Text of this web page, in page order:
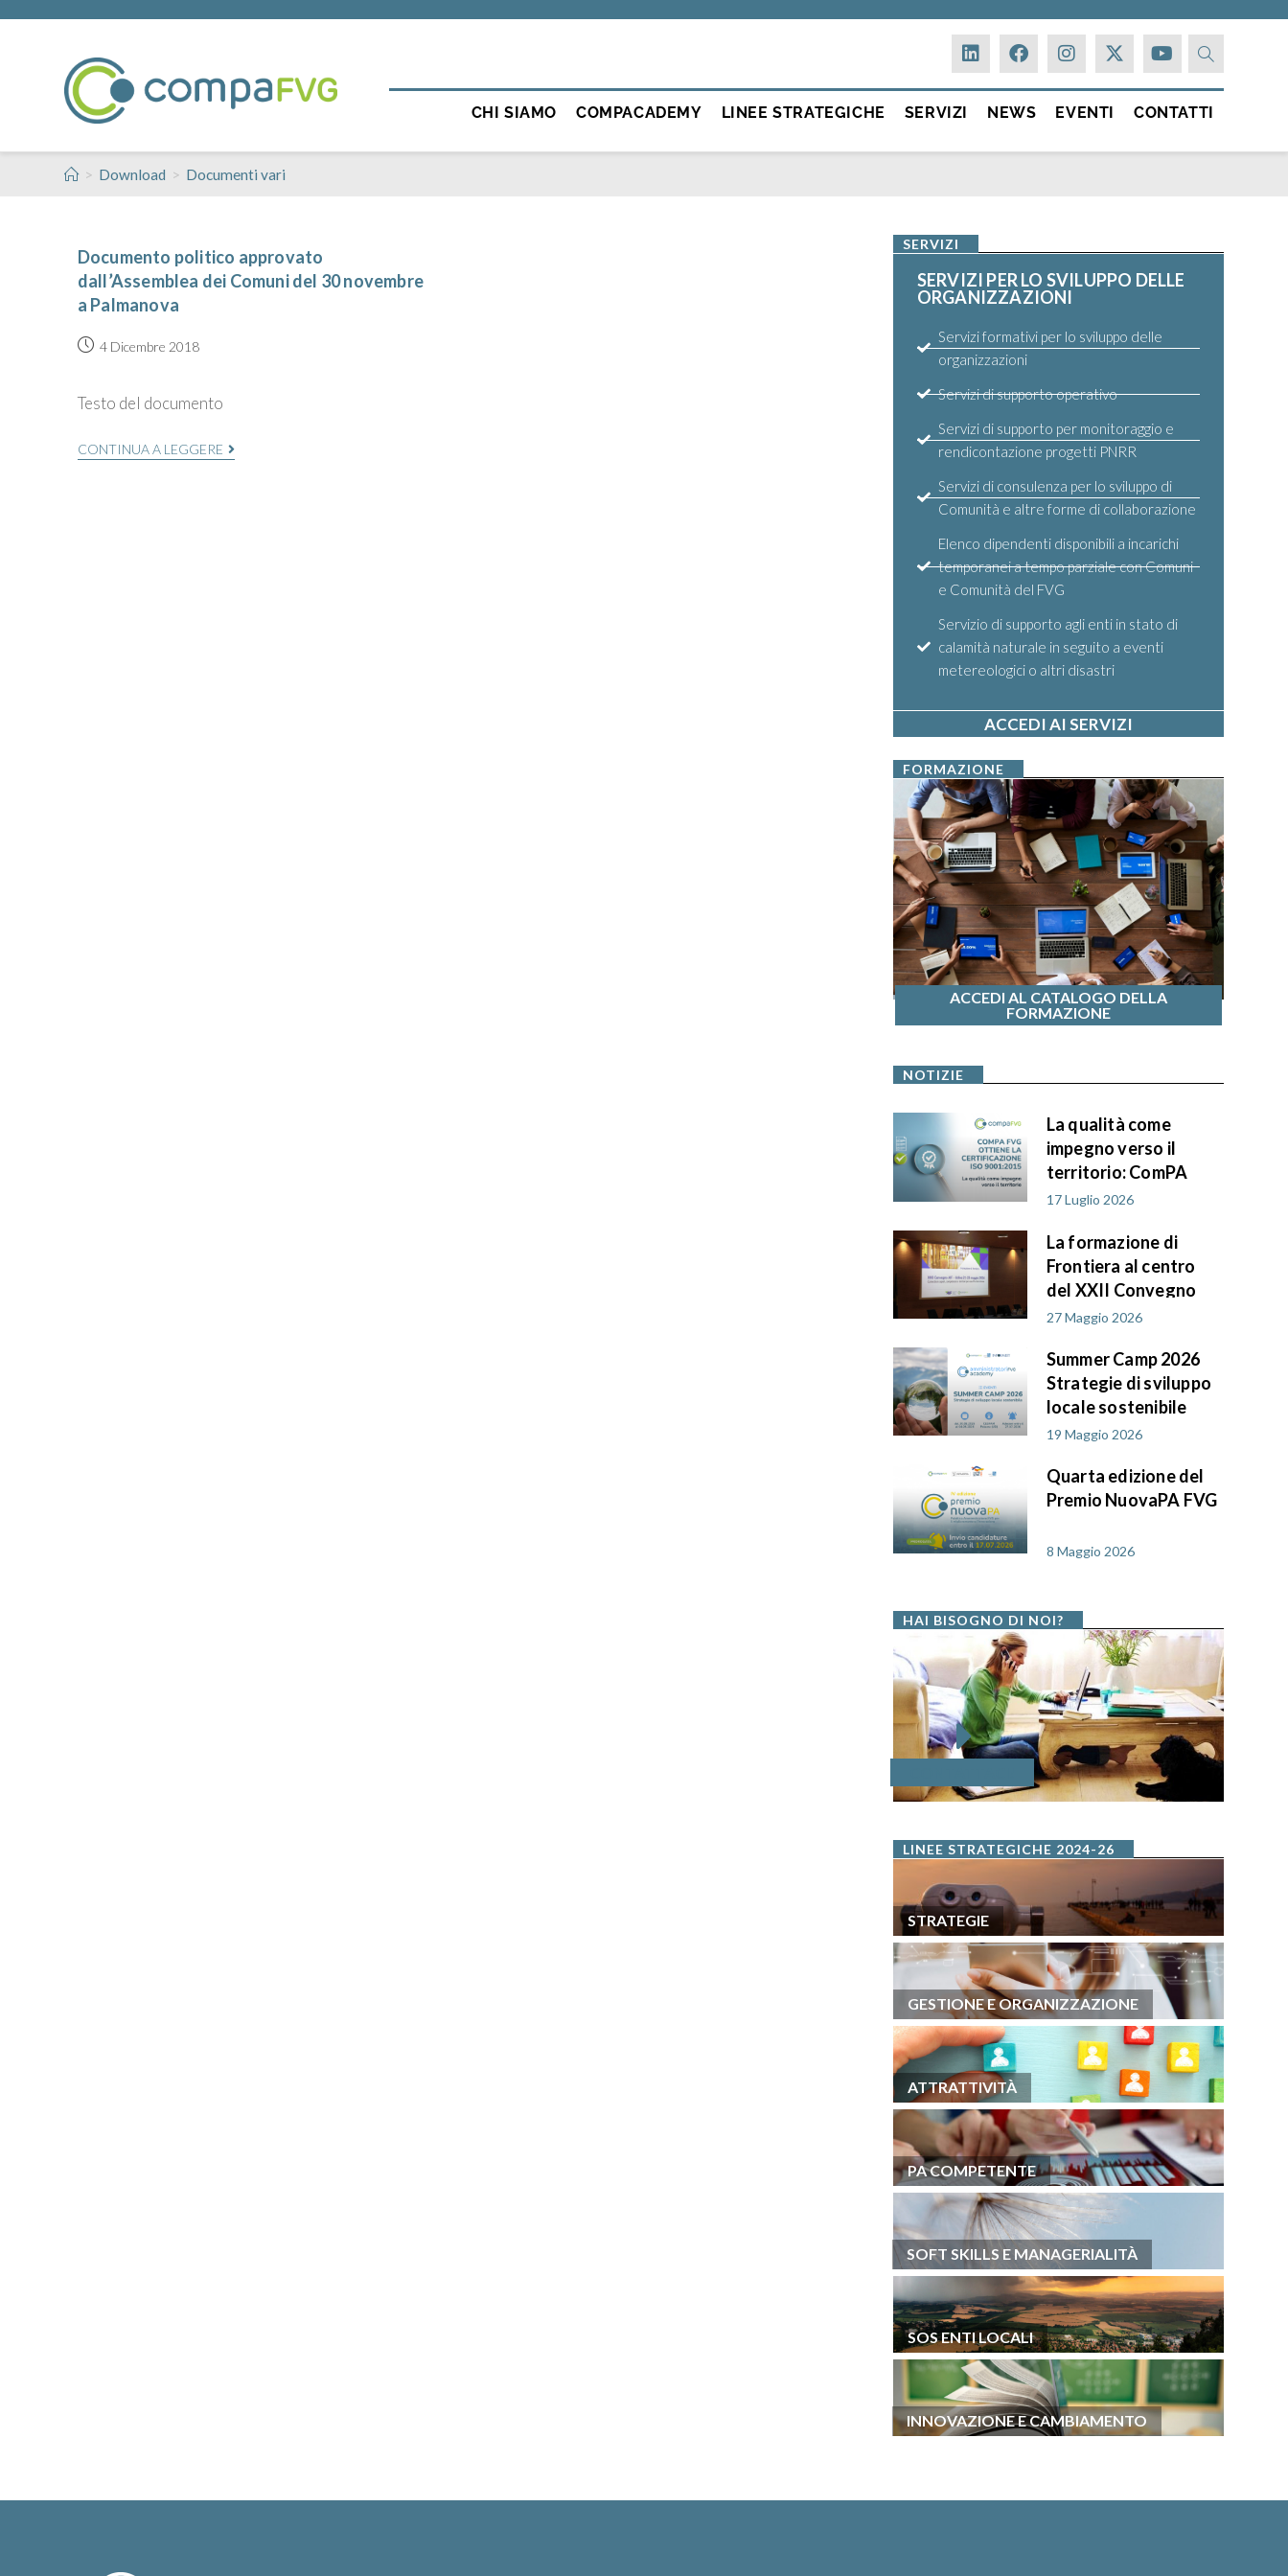
CHI SIAMO COMPACADEMY LINEE STRATEGICHE SERVIZI NEWS EVENTI CONTATTI
> Download > Documenti vari
Documento politico approvato
dall’Assemblea dei Comuni del 30 novembre
a Palmanova
4 Dicembre 2018
Testo del documento
CONTINUA A LEGGERE
SERVIZI
SERVIZI PER LO SVILUPPO DELLE
ORGANIZZAZIONI
Servizi formativi per lo sviluppo delle
organizzazioni
Servizi di supporto operativo
Servizi di supporto per monitoraggio e
rendicontazione progetti PNRR
Servizi di consulenza per lo sviluppo di
Comunità e altre forme di collaborazione
Elenco dipendenti disponibili a incarichi
temporanei a tempo parziale con Comuni
e Comunità del FVG
Servizio di supporto agli enti in stato di
calamità naturale in seguito a eventi
metereologici o altri disastri
ACCEDI AI SERVIZI
FORMAZIONE
ACCEDI AL CATALOGO DELLA
FORMAZIONE
NOTIZIE
La qualità come
impegno verso il
territorio: ComPA
FVG ottiene la
9001:2015
17 Luglio 2026
La formazione di
Frontiera al centro
del XXII Convegno
AIF PA in FVG
27 Maggio 2026
Summer Camp 2026
Strategie di sviluppo
locale sostenibile
19 Maggio 2026
Quarta edizione del
Premio NuovaPA FVG
8 Maggio 2026
HAI BISOGNO DI NOI?
LINEE STRATEGICHE 2024-26
STRATEGIE
GESTIONE E ORGANIZZAZIONE
ATTRATTIVITÀ
PA COMPETENTE
SOFT SKILLS E MANAGERIALITÀ
SOS ENTI LOCALI
INNOVAZIONE E CAMBIAMENTO